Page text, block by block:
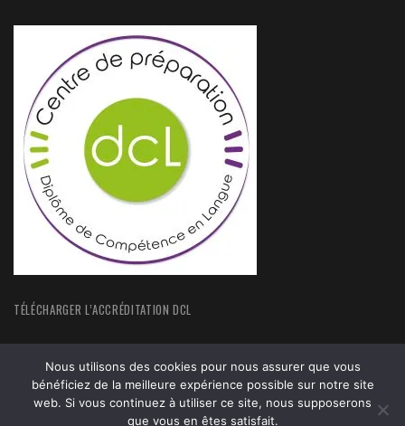
TÉLÉCHARGER L’ACCRÉDITATION DCL
FORMATIONS ACTUALITÉS MENTIONS LEGALES
Nous utilisons des cookies pour nous assurer que vous
bénéficiez de la meilleure expérience possible sur notre site
web. Si vous continuez à utiliser ce site, nous supposerons
que vous en êtes satisfait.